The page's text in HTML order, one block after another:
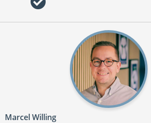
Marcel Willing